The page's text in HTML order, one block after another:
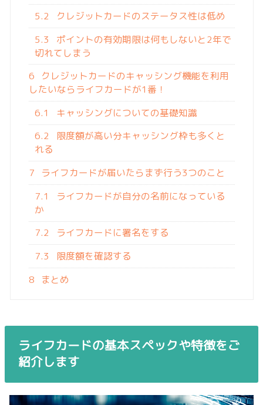
5.2
クレジットカードのステータス性は低め
5.3
ポイントの有効期限は何もしないと2年で
切れてしまう
6
クレジットカードのキャッシング機能を利用
したいならライフカードが1番！
6.1
キャッシングについての基礎知識
6.2
限度額が高い分キャッシング枠も多くと
れる
7
ライフカードが届いたらまず行う3つのこと
7.1
ライフカードが自分の名前になっている
か
7.2
ライフカードに署名をする
7.3
限度額を確認する
8
まとめ
ライフカードの基本スペックや特徴をご
紹介します